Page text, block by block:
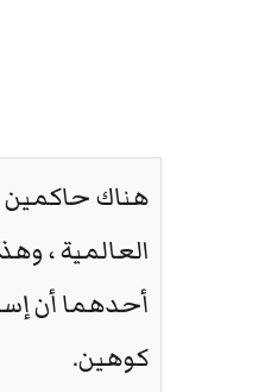
هناك حاكمين
العالمية ،
أحدهما أن
كوهين.